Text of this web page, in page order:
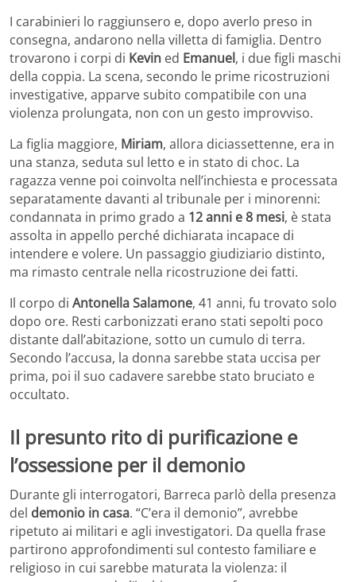
I carabinieri lo raggiunsero e, dopo averlo preso in
consegna, andarono nella villetta di famiglia. Dentro
trovarono i corpi di Kevin ed Emanuel, i due figli maschi
della coppia. La scena, secondo le prime ricostruzioni
investigative, apparve subito compatibile con una
violenza prolungata, non con un gesto improvviso.
La figlia maggiore, Miriam, allora diciassettenne, era in
una stanza, seduta sul letto e in stato di choc. La
ragazza venne poi coinvolta nell’inchiesta e processata
separatamente davanti al tribunale per i minorenni:
condannata in primo grado a 12 anni e 8 mesi, è stata
assolta in appello perché dichiarata incapace di
intendere e volere. Un passaggio giudiziario distinto,
ma rimasto centrale nella ricostruzione dei fatti.
Il corpo di Antonella Salamone, 41 anni, fu trovato solo
dopo ore. Resti carbonizzati erano stati sepolti poco
distante dall’abitazione, sotto un cumulo di terra.
Secondo l’accusa, la donna sarebbe stata uccisa per
prima, poi il suo cadavere sarebbe stato bruciato e
occultato.
Il presunto rito di purificazione e
l’ossessione per il demonio
Durante gli interrogatori, Barreca parlò della presenza
del demonio in casa. “C’era il demonio”, avrebbe
ripetuto ai militari e agli investigatori. Da quella frase
partirono approfondimenti sul contesto familiare e
religioso in cui sarebbe maturata la violenza: il